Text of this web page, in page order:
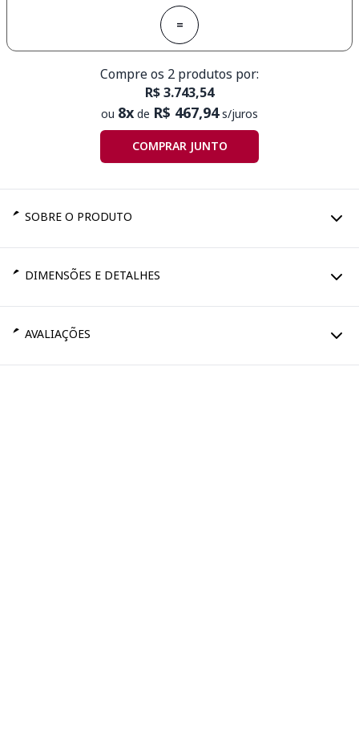
=
Compre os 2 produtos por:
R$ 3.743,54
ou 8x de R$ 467,94s/juros
COMPRAR JUNTO
SOBRE O PRODUTO
DIMENSÕES E DETALHES
AVALIAÇÕES